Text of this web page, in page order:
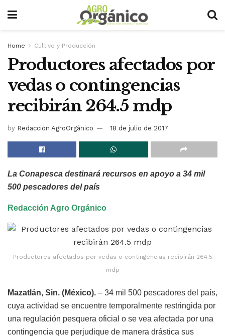
Home Cultivo y Producción
Productores afectados por
vedas o contingencias
recibirán 264.5 mdp
by Redacción AgroOrgánico 18 de julio de 2017
La Conapesca destinará recursos en apoyo a 34 mil
500 pescadores del país
Redacción Agro Orgánico
Productores afectados por vedas o contingencias recibirán 264.5
mdp
Mazatlán, Sin. (México). – 34 mil 500 pescadores del país,
cuya actividad se encuentre temporalmente restringida por
una regulación pesquera oficial o se vea afectada por una
contingencia que perjudique de manera drástica sus